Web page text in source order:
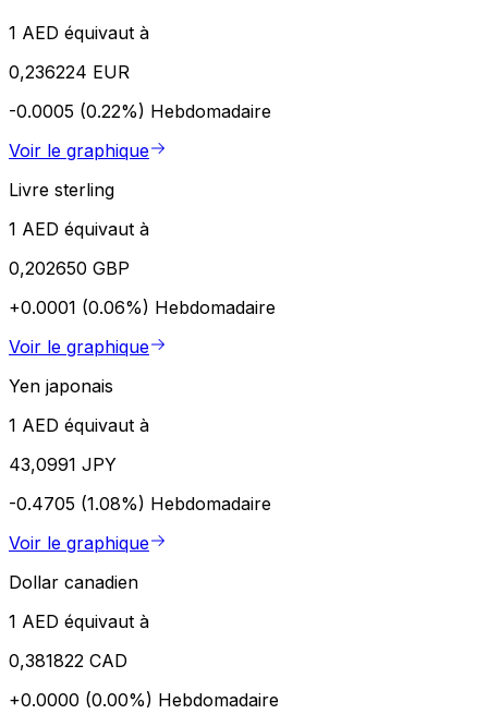
1 AED équivaut à
0,236224 EUR
-0.0005 (0.22%) Hebdomadaire
Voir le graphique
Livre sterling
1 AED équivaut à
0,202650 GBP
+0.0001 (0.06%) Hebdomadaire
Voir le graphique
Yen japonais
1 AED équivaut à
43,0991 JPY
-0.4705 (1.08%) Hebdomadaire
Voir le graphique
Dollar canadien
1 AED équivaut à
0,381822 CAD
+0.0000 (0.00%) Hebdomadaire